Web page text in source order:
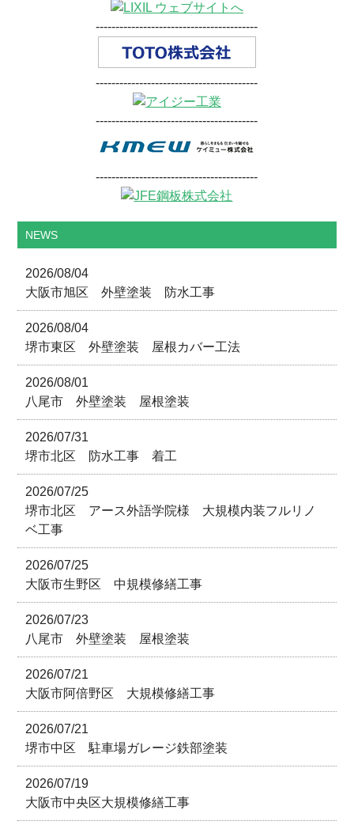
-----------------------------------------
-----------------------------------------
-----------------------------------------
-----------------------------------------
NEWS
2026/08/04
大阪市旭区 外壁塗装 防水工事
2026/08/04
堺市東区 外壁塗装 屋根カバー工法
2026/08/01
八尾市 外壁塗装 屋根塗装
2026/07/31
堺市北区 防水工事 着工
2026/07/25
堺市北区 アース外語学院様 大規模内装フルリノ
ベ工事
2026/07/25
大阪市生野区 中規模修繕工事
2026/07/23
八尾市 外壁塗装 屋根塗装
2026/07/21
大阪市阿倍野区 大規模修繕工事
2026/07/21
堺市中区 駐車場ガレージ鉄部塗装
2026/07/19
大阪市中央区大規模修繕工事